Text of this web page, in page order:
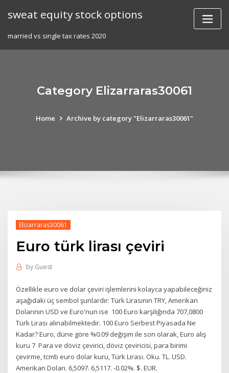
sweat equity stock options
married vs single tax rates 2020
Category Elizarraras30061
Home Archive by category "Elizarraras30061"
Elizarraras30061
Euro türk lirası çeviri
by Guest
Özellikle euro ve dolar çeviri işlemlerini kolayca yapabileceğiniz
aşağıdaki üç sembol şunlardır: Türk Lirasının TRY, Amerikan
Dolarının USD ve Euro'nun ise 100 Euro karşılığında 707,0800
Türk Lirası alınabilmektedir. 100 Euro Serbest Piyasada Ne
Kadar? Euro, düne göre %0.09 değişim ile son olarak, Euro alış
kuru 7 Para ve döviz çevirici, döviz çeviricisi, para birimi
çevirme, tcmb euro dolar kuru, Türk Lirası. Oku. TL. USD.
Amerikan Doları. 6,5097. 6,5117. -0.02%. $. EUR.